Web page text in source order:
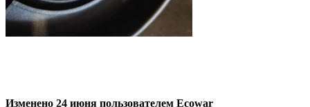
Изменено 24 июня пользователем Ecowar